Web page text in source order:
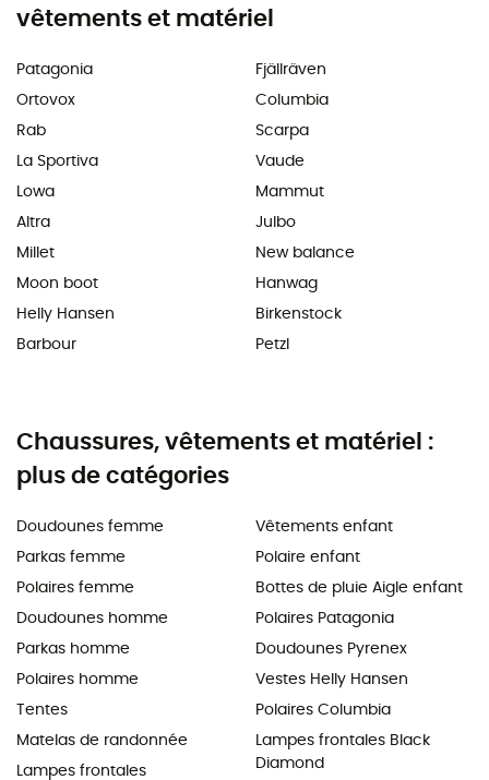
vêtements et matériel
Patagonia
Ortovox
Rab
La Sportiva
Lowa
Altra
Millet
Moon boot
Helly Hansen
Barbour
Fjällräven
Columbia
Scarpa
Vaude
Mammut
Julbo
New balance
Hanwag
Birkenstock
Petzl
Chaussures, vêtements et matériel :
plus de catégories
Doudounes femme
Parkas femme
Polaires femme
Doudounes homme
Parkas homme
Polaires homme
Tentes
Matelas de randonnée
Lampes frontales
Vêtements enfant
Polaire enfant
Bottes de pluie Aigle enfant
Polaires Patagonia
Doudounes Pyrenex
Vestes Helly Hansen
Polaires Columbia
Lampes frontales Black
Diamond